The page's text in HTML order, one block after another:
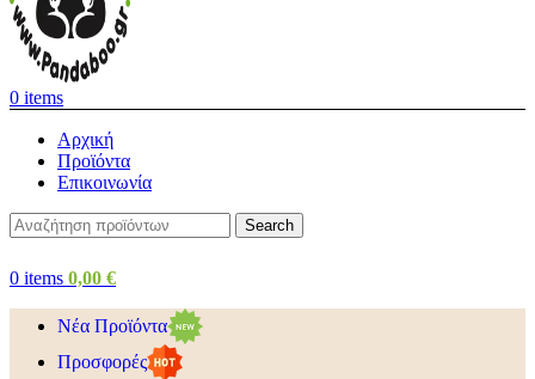
0 items
Αρχική
Προϊόντα
Επικοινωνία
Search
0 items 0,00 €
Νέα Προϊόντα
Προσφορές